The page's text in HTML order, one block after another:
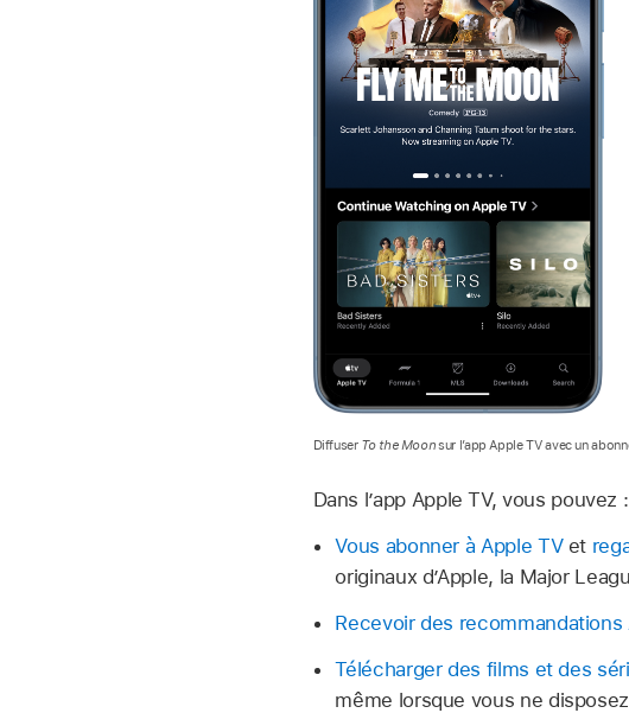
Diffuser To the Moonsur l’app Apple TV avec un
Dans l’app Apple TV, vous pouvez :
Vous abonner à Apple TVet
originaux d’Apple, la Major
Recevoir des recommandations
Télécharger des films et des
même lorsque vous ne